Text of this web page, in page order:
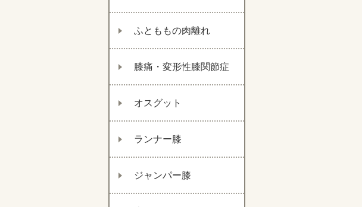
ふとももの肉離れ
膝痛・変形性膝関節症
オスグット
ランナー膝
ジャンパー膝